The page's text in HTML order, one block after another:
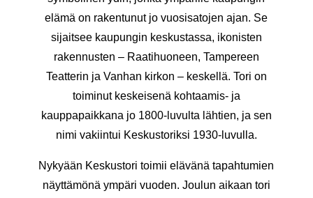
elämä on rakentunut jo vuosisatojen ajan. Se
sijaitsee kaupungin keskustassa, ikonisten
rakennusten – Raatihuoneen, Tampereen
Teatterin ja Vanhan kirkon – keskellä. Tori on
toiminut keskeisenä kohtaamis- ja
kauppapaikkana jo 1800-luvulta lähtien, ja sen
nimi vakiintui Keskustoriksi 1930-luvulla.
Nykyään Keskustori toimii elävänä tapahtumien
näyttämönä ympäri vuoden. Joulun aikaan tori